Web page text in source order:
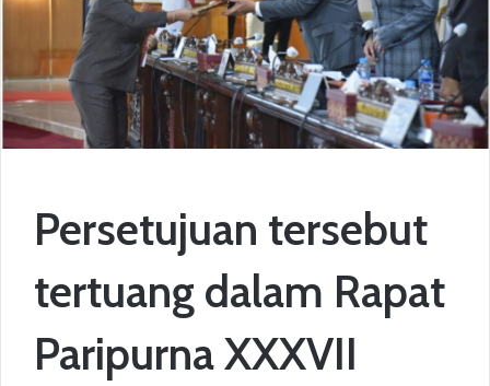
Persetujuan tersebut
tertuang dalam Rapat
Paripurna XXXVII